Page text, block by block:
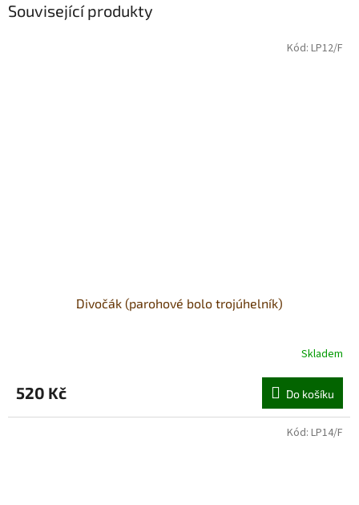
Související produkty
Divočák (parohové bolo trojúhelník)
Skladem
520 Kč Do košíku
Kód: LP12/F
Kód: LP14/F